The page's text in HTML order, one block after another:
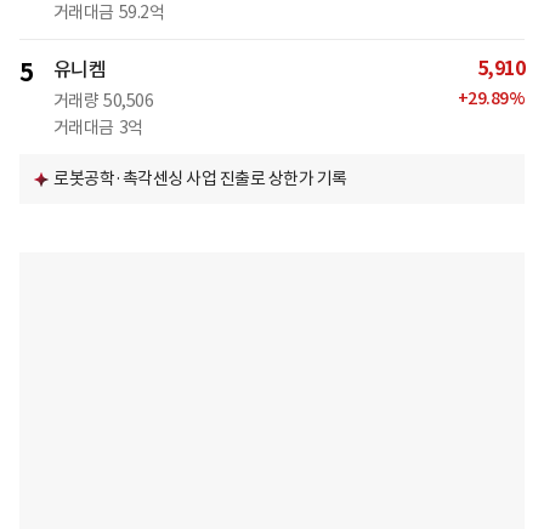
거래대금 59.2억
5 유니켐
거래량 50,506
거래대금 3억
5,910
+29.89%
로봇공학·촉각센싱 사업 진출로 상한가 기록